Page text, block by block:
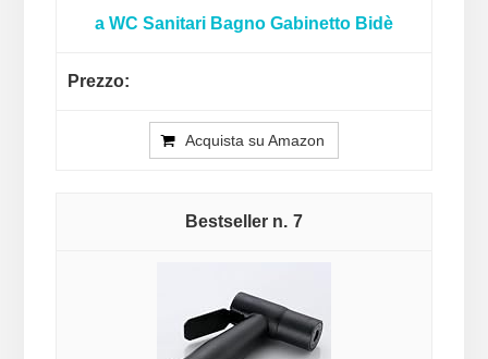
a WC Sanitari Bagno Gabinetto Bidè
Acquista su Amazon
7